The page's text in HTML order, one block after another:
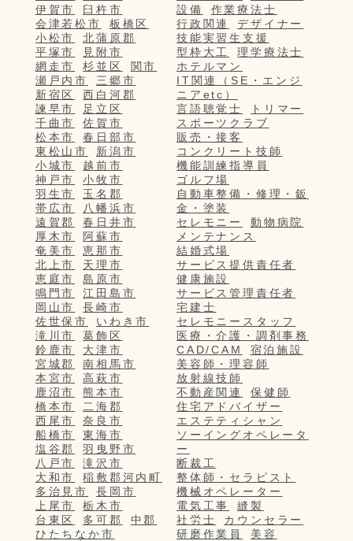
伊賀市
臼杵市
会津若松市
板橋区
小松市
北蒲原郡
平塚市
見附市
網走市
杉並区
関市
瀬戸内市
三郷市
新宿区
西白河郡
諫早市
足立区
千曲市
佐賀市
松本市
春日部市
東松山市
新潟市
小城市
越前市
神戸市
小牧市
羽生市
玉名郡
帯広市
八幡浜市
遠賀郡
春日井市
厚木市
阿蘇市
奄美市
恵那市
北上市
天理市
恵庭市
島原市
鳴門市
江田島市
岡山市
長崎市
佐世保市
いわき市
滝川市
葛飾区
鈴鹿市
大津市
宮城郡
南相馬市
本宮市
高萩市
鹿沼市
熊本市
橋本市
二海郡
西尾市
奈良市
船橋市
東海市
塩谷郡
羽曳野市
八戸市
滝沢市
大和市
稲敷郡河内町
多治見市
長岡市
上尾市
栃木市
台東区
多可郡
中郡
ひたちなか市
設備
作業療法士
行政関連
デザイナー
技能実習生支援
型枠大工
理学療法士
ホテルマン
IT関連（SE・エンジ
ニアetc）
言語聴覚士
トリマー
スポーツクラブ
販売・接客
コンクリート技師
機能訓練指導員
ゴルフ場
自動車整備・修理・鈑
金・塗装
セレモニー
動物病院
メンテナンス
結婚式場
サービス提供責任者
健康施設
サービス管理責任者
宅建士
セレモニースタッフ
医療・介護・調剤事務
CAD/CAM
宿泊施設
美容師・理容師
放射線技師
不動産関連
保健師
住宅アドバイザー
エステティシャン
ソーイングオペレータ
ー
断裁工
整体師・セラピスト
機械オペレーター
電気工事
縫製
社労士
カウンセラー
研磨作業員
美容